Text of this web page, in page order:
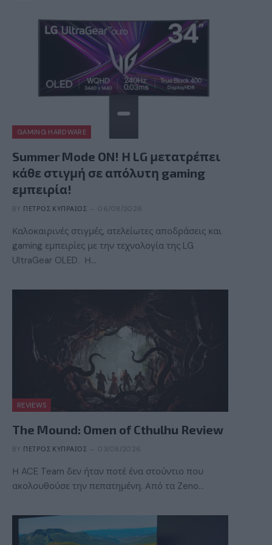
GAMING HARDWARE
Summer Mode ON! Η LG μετατρέπει
κάθε στιγμή σε απόλυτη gaming
εμπειρία!
BY ΠΈΤΡΟΣ ΚΥΠΡΑΊΟΣ 06/08/2026
Καλοκαιρινές στιγμές, ατελείωτες αποδράσεις και
gaming εμπειρίες με την τεχνολογία της LG
UltraGear OLED. Η…
REVIEWS
The Mound: Omen of Cthulhu Review
BY ΠΈΤΡΟΣ ΚΥΠΡΑΊΟΣ 03/08/2026
Η ACE Team δεν ήταν ποτέ ένα στούντιο που
ακολουθούσε την πεπατημένη. Από τα Zeno…